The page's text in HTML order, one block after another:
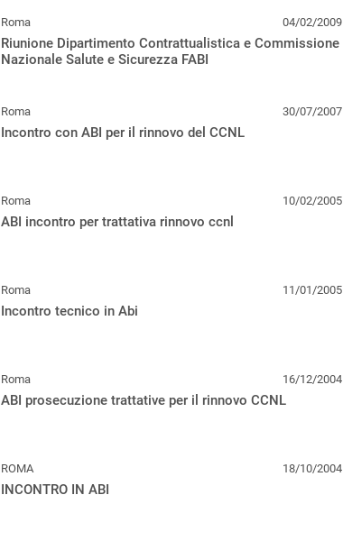
Roma 04/02/2009
Riunione Dipartimento Contrattualistica e Commissione
Nazionale Salute e Sicurezza FABI
Roma 30/07/2007
Incontro con ABI per il rinnovo del CCNL
Roma 10/02/2005
ABI incontro per trattativa rinnovo ccnl
Roma 11/01/2005
Incontro tecnico in Abi
Roma 16/12/2004
ABI prosecuzione trattative per il rinnovo CCNL
ROMA 18/10/2004
INCONTRO IN ABI